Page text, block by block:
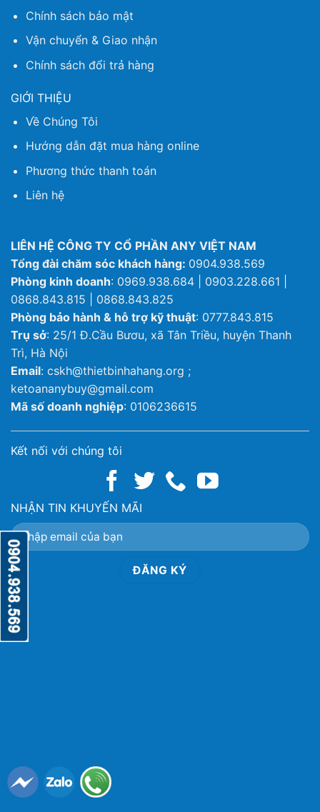
Chính sách bảo mật
Vận chuyển & Giao nhận
Chính sách đổi trả hàng
GIỚI THIỆU
Về Chúng Tôi
Hướng dẫn đặt mua hàng online
Phương thức thanh toán
Liên hệ
LIÊN HỆ CÔNG TY CỔ PHẦN ANY VIỆT NAM
Tổng đài chăm sóc khách hàng: 0904.938.569
Phòng kinh doanh: 0969.938.684 | 0903.228.661 |
0868.843.815 | 0868.843.825
Phòng bảo hành & hỗ trợ kỹ thuật: 0777.843.815
Trụ sở: 25/1 Đ.Cầu Bươu, xã Tân Triều, huyện Thanh
Trì, Hà Nội
Email: cskh@thietbinhahang.org ;
ketoananybuy@gmail.com
Mã số doanh nghiệp: 0106236615
Kết nối với chúng tôi
NHẬN TIN KHUYẾN MÃI